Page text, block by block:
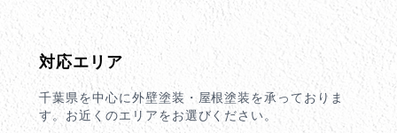
対応エリア
千葉県を中心に外壁塗装・屋根塗装を承っておりま
す。お近くのエリアをお選びください。